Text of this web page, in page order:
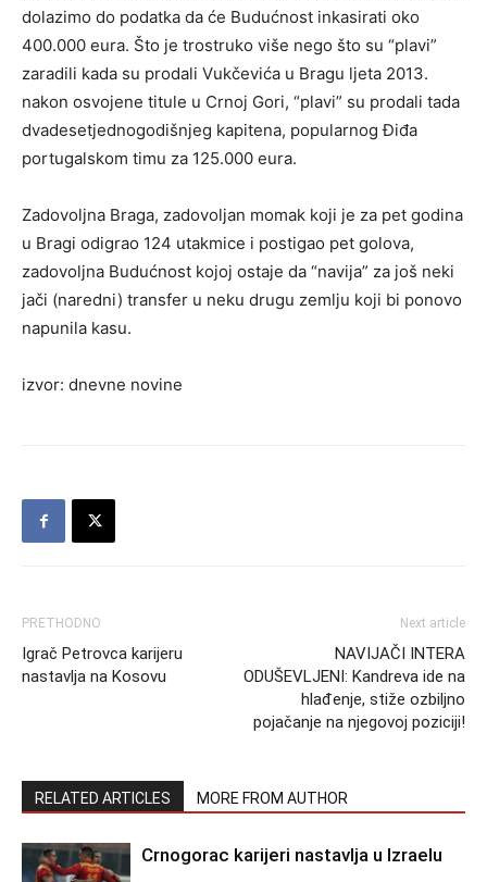
dolazimo do podatka da će Budućnost inkasirati oko
400.000 eura. Što je trostruko više nego što su “plavi”
zaradili kada su prodali Vukčevića u Bragu ljeta 2013.
nakon osvojene titule u Crnoj Gori, “plavi” su prodali tada
dvadesetjednogodišnjeg kapitena, popularnog Điđa
portugalskom timu za 125.000 eura.
Zadovoljna Braga, zadovoljan momak koji je za pet godina
u Bragi odigrao 124 utakmice i postigao pet golova,
zadovoljna Budućnost kojoj ostaje da “navija” za još neki
jači (naredni) transfer u neku drugu zemlju koji bi ponovo
napunila kasu.
izvor: dnevne novine
PRETHODNO
Igrač Petrovca karijeru
nastavlja na Kosovu
Next article
NAVIJAČI INTERA
ODUŠEVLJENI: Kandreva ide na
hlađenje, stiže ozbiljno
pojačanje na njegovoj poziciji!
RELATED ARTICLES MORE FROM AUTHOR
Crnogorac karijeri nastavlja u Izraelu